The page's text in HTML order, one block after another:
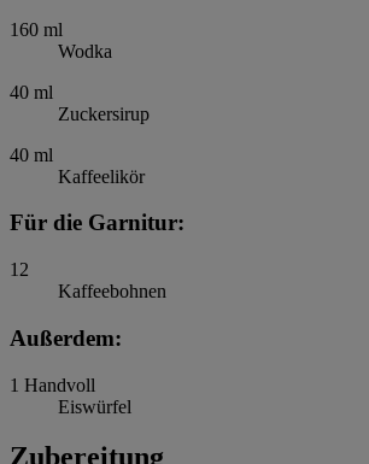
160 ml
Wodka
40 ml
Zuckersirup
40 ml
Kaffeelikör
Für die Garnitur:
12
Kaffeebohnen
Außerdem:
1 Handvoll
Eiswürfel
Zubereitung